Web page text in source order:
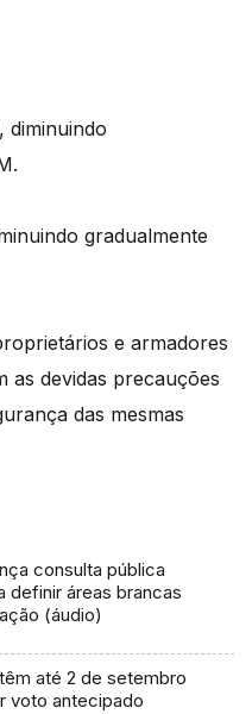
diminuindo
gradualmente
e armadores
as devidas precauções
das mesmas
consulta pública
definir áreas brancas
(áudio)
até 2 de setembro
voto antecipado